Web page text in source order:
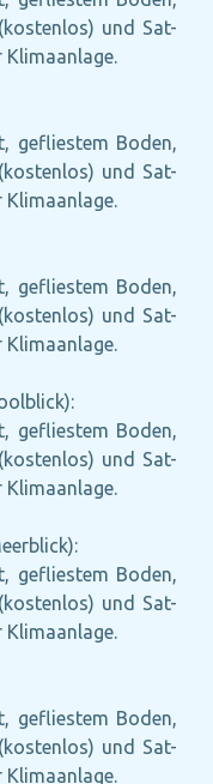
und Sat-
gefliestem Boden,
und Sat-
gefliestem Boden,
und Sat-
gefliestem Boden,
und Sat-
gefliestem Boden,
und Sat-
gefliestem Boden,
und Sat-